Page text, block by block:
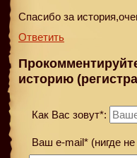
Спасибо за
Ответить
историю
Как Вас зовут*:
Ваш e-mail* (нигде не